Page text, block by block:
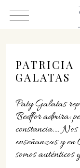
Hotel
Habitaciones
Eat & Drink
Ventajas
PATRICIA
GALATAS
Paty Galatas
Bedfor admira:
constancia….
enseñanzas y en
somos auténticos